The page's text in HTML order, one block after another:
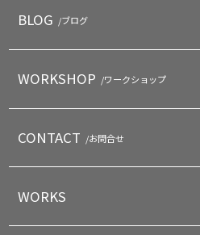
BLOG /ブログ
WORKSHOP /ワークショップ
CONTACT /お問合せ
WORKS